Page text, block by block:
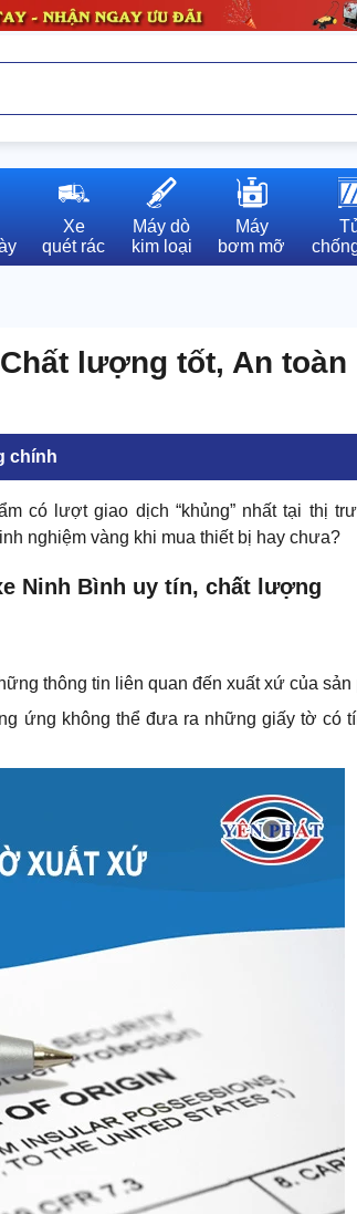
Xe
quét rác
Máy dò
kim loại
Máy
bơm mỡ
lượng tốt, An toàn
chính
có lượt giao dịch “khủng” nhất tại thị
nghiệm vàng khi mua thiết bị hay chưa?
Ninh Bình uy tín, chất lượng
thông tin liên quan đến xuất xứ của sản
ứng không thể đưa ra những giấy tờ có